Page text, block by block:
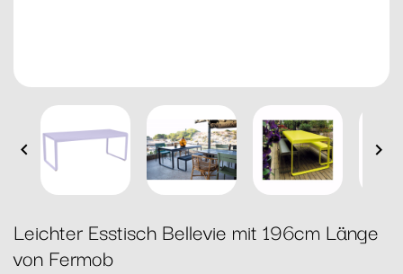
 
Leichter Esstisch Bellevie mit 196cm Länge
von Fermob